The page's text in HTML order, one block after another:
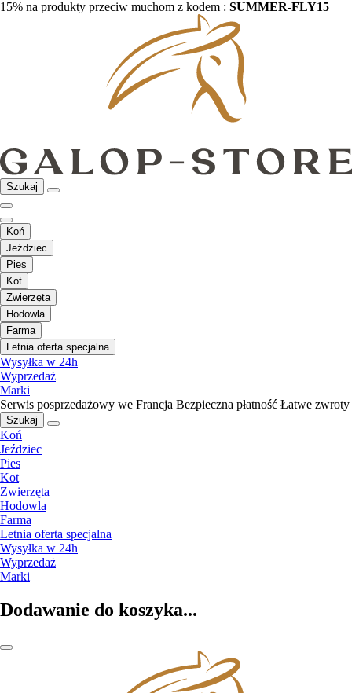
15% na produkty przeciw muchom z kodem : SUMMER-FLY15
Szukaj
Koń
Jeździec
Pies
Kot
Zwierzęta
Hodowla
Farma
Letnia oferta specjalna
Wysyłka w 24h
Wyprzedaż
Marki
Serwis posprzedażowy we Francja Bezpieczna płatność Łatwe zwroty
Szukaj
Koń
Jeździec
Pies
Kot
Zwierzęta
Hodowla
Farma
Letnia oferta specjalna
Wysyłka w 24h
Wyprzedaż
Marki
Dodawanie do koszyka...